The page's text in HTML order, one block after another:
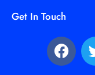
Get In Touch